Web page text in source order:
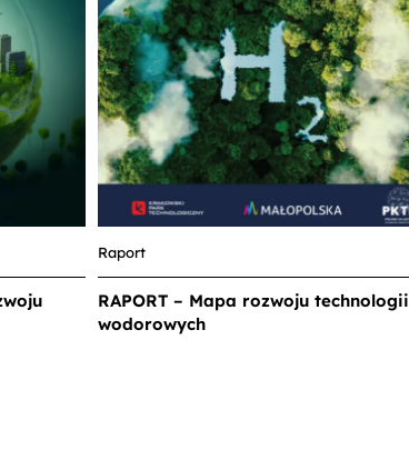
Raport
RAPORT – Mapa rozwoju technologii
wodorowych